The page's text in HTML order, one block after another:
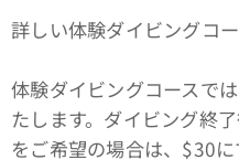
詳しい体験ダイビングコ
体験ダイビングコースで
たします。ダイビング終
をご希望の場合は、$30